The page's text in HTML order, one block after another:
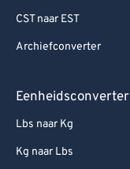
CST naar EST
Archiefconverter
Eenheidsconverter
Lbs naar Kg
Kg naar Lbs